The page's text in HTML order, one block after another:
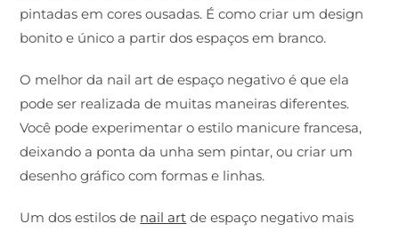
pintadas em cores ousadas. É como criar um design
bonito e único a partir dos espaços em branco.
O melhor da nail art de espaço negativo é que ela
pode ser realizada de muitas maneiras diferentes.
Você pode experimentar o estilo manicure francesa,
deixando a ponta da unha sem pintar, ou criar um
desenho gráfico com formas e linhas.
Um dos estilos de nail art de espaço negativo mais